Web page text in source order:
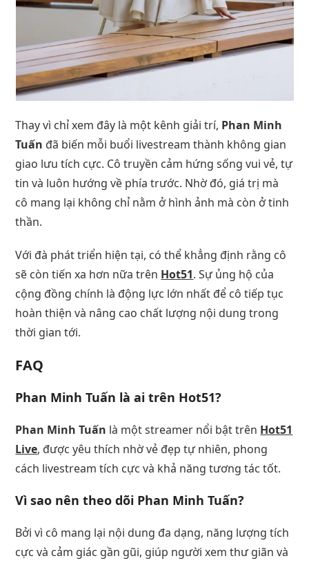
Thay vì chỉ xem đây là một kênh giải trí, Phan Minh
Tuấn đã biến mỗi buổi livestream thành không gian
giao lưu tích cực. Cô truyền cảm hứng sống vui vẻ, tự
tin và luôn hướng về phía trước. Nhờ đó, giá trị mà
cô mang lại không chỉ nằm ở hình ảnh mà còn ở tinh
thần.
Với đà phát triển hiện tại, có thể khẳng định rằng cô
sẽ còn tiến xa hơn nữa trên Hot51. Sự ủng hộ của
cộng đồng chính là động lực lớn nhất để cô tiếp tục
hoàn thiện và nâng cao chất lượng nội dung trong
thời gian tới.
FAQ
Phan Minh Tuấn là ai trên Hot51?
Phan Minh Tuấn là một streamer nổi bật trên Hot51
Live, được yêu thích nhờ vẻ đẹp tự nhiên, phong
cách livestream tích cực và khả năng tương tác tốt.
Vì sao nên theo dõi Phan Minh Tuấn?
Bởi vì cô mang lại nội dung đa dạng, năng lượng tích
cực và cảm giác gần gũi, giúp người xem thư giãn và